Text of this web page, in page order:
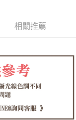
。
完成。
要取消訂單，請聯絡
，需透過AFTEE先享
顯示為準，若有關於
support/home
相關推薦